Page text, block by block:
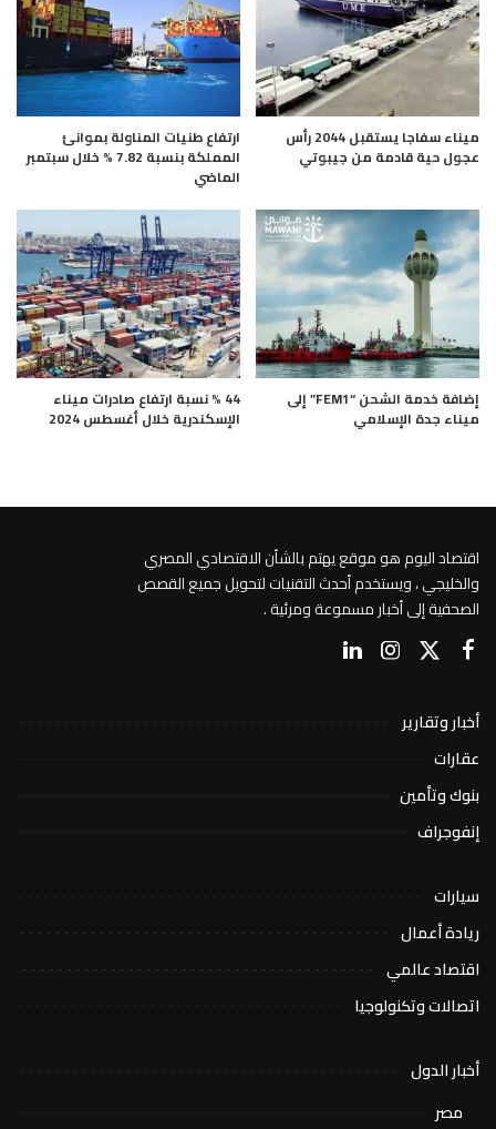
ميناء سفاجا يستقبل 2044 رأس
عجول حية قادمة من جيبوتي
ارتفاع طنيات المناولة بموانئ
المملكة بنسبة 7.82 % خلال سبتمبر
الماضي
إضافة خدمة الشحن “FEM1” إلى
ميناء جدة الإسلامي
44 % نسبة ارتفاع صادرات ميناء
الإسكندرية خلال أغسطس 2024
اقتصاد اليوم هو موقع يهتم بالشأن الاقتصادي المصري
والخليجي ، ويستخدم أحدث التقنيات لتحويل جميع القصص
الصحفية إلى أخبار مسموعة ومرئية .
أخبار وتقارير
عقارات
بنوك وتأمين
إنفوجراف
سيارات
ريادة أعمال
اقتصاد عالمي
اتصالات وتكنولوجيا
أخبار الدول
مصر